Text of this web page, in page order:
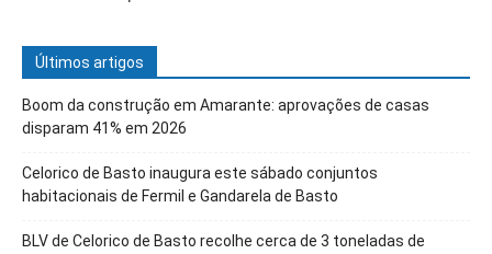
Últimos artigos
Boom da construção em Amarante: aprovações de casas
disparam 41% em 2026
Celorico de Basto inaugura este sábado conjuntos
habitacionais de Fermil e Gandarela de Basto
BLV de Celorico de Basto recolhe cerca de 3 toneladas de